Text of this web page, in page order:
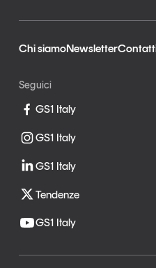
Chi siamoNewsletter
Seguici
GS1 Italy
GS1 Italy
GS1 Italy
Tendenze
GS1 Italy